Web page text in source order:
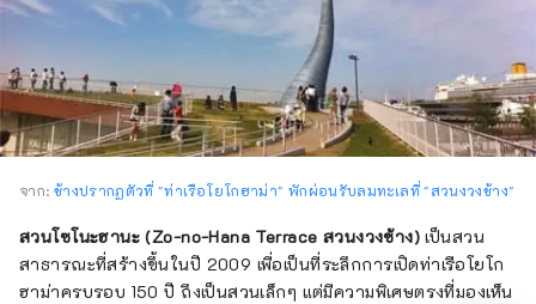
จาก: ช้างปรากฏตัวที่ "ท่าเรือโยโกฮาม่า" พักผ่อนรับลมทะเลที่ "สวนงวงช้าง"
สวนโซโนะฮานะ (Zo-no-Hana Terrace สวนงวงช้าง) เป็นสวน
สาธารณะที่สร้างขึ้นในปี 2009 เพื่อเป็นที่ระลึกการเปิดท่าเรือโยโก
ฮาม่าครบรอบ 150 ปี ถึงเป็นสวนเล็กๆ แต่มีความพิเศษตรงที่มองเห็น